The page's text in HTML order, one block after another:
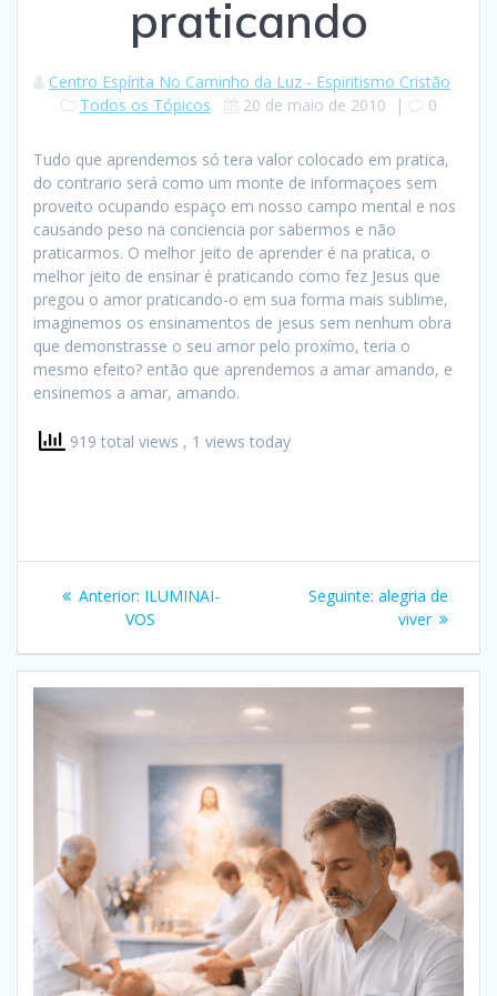
praticando
Centro Espírita No Caminho da Luz - Espiritismo Cristão
Todos os Tópicos
20 de maio de 2010 | 0
Tudo que aprendemos só tera valor colocado em pratica,
do contrario será como um monte de informaçoes sem
proveito ocupando espaço em nosso campo mental e nos
causando peso na conciencia por sabermos e não
praticarmos. O melhor jeito de aprender é na pratica, o
melhor jeito de ensinar é praticando como fez Jesus que
pregou o amor praticando-o em sua forma mais sublime,
imaginemos os ensinamentos de jesus sem nenhum obra
que demonstrasse o seu amor pelo proxímo, teria o
mesmo efeito? então que aprendemos a amar amando, e
ensinemos a amar, amando.
919 total views , 1 views today
Navegação
Post
Anterior: Post
anterior:
ILUMINAI-
VOS
Seguinte: Post
seguinte:
alegria de
viver